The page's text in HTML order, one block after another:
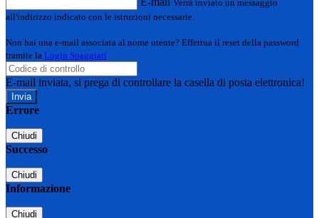
Verrà inviato un messaggio
all'indirizzo indicato con le istruzioni necessarie.
Non hai una e-mail associata al nome utente? Effettua il reset della password
tramite la Login Spaggiari
E-mail inviata, si prega di controllare la casella di posta elettronica!
Errore
Chiudi
Successo
Chiudi
Informazione
Chiudi